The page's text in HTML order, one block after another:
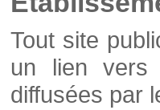
Tout site
un lien vers
diffusées par